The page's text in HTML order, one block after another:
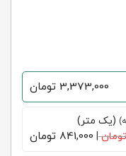
3,373,000 تومان
(یک متر)
|
841,000 تومان